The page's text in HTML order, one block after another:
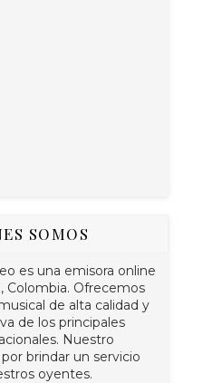
SOMOS
es una emisora online
Colombia. Ofrecemos
de alta calidad y
de los principales
Nuestro
brindar un servicio
oyentes.